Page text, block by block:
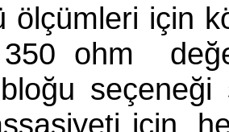
ölçümleri için
ohm
için,